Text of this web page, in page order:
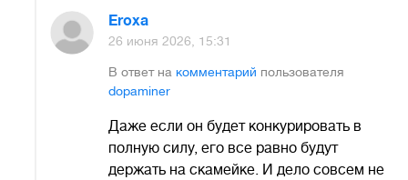
Eroxa
26 июня 2026, 15:31
В ответ на комментарий пользователя
dopaminer
Даже если он будет конкурировать в
полную силу, его все равно будут
держать на скамейке. И дело совсем не